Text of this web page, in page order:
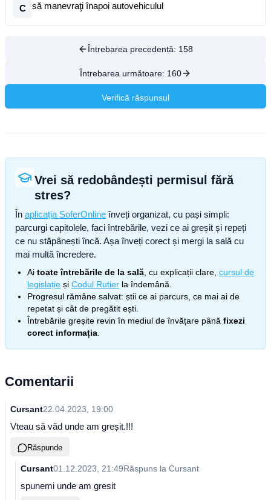
C să manevraţi înapoi autovehiculul
Întrebarea precedentă: 158
Întrebarea următoare: 160
Verifică răspunsul
Vrei să redobândești permisul fără
stres?
În aplicația SoferOnline înveți organizat, cu pași simpli:
parcurgi capitolele, faci întrebările, vezi ce ai greșit și repeți
ce nu stăpânești încă. Așa înveți corect și mergi la sală cu
mai multă încredere.
Ai toate întrebările de la sală , cu explicații clare, cursul de
legislație și Codul Rutier la îndemână.
Progresul rămâne salvat: știi ce ai parcurs, ce mai ai de
repetat și cât de pregătit ești.
Întrebările greșite revin în mediul de învățare până fixezi
corect informația
Comentarii
Cursant22.04.2023, 19:00
Vteau să văd unde am greșit.!!!
Răspunde
Cursant01.12.2023, 21:49Răspuns la Cursant
spunemi unde am gresit